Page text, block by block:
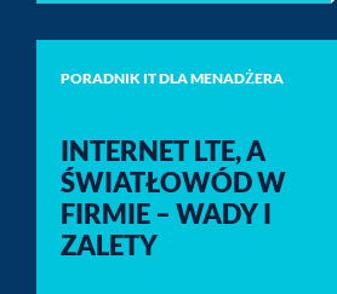
PORADNIK IT DLA MENADŻERA
INTERNET LTE, A
ŚWIATŁOWÓD W
FIRMIE – WADY I
ZALETY